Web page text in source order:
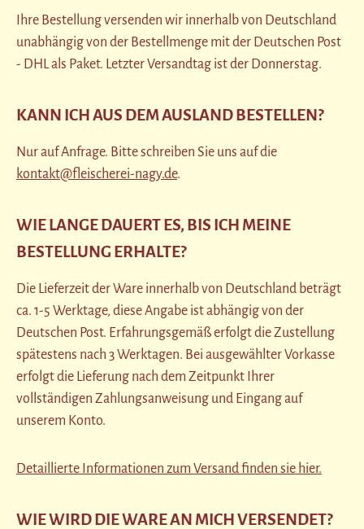
Ihre Bestellung versenden wir innerhalb von Deutschland
unabhängig von der Bestellmenge mit der Deutschen Post
- DHL als Paket. Letzter Versandtag ist der Donnerstag.
KANN ICH AUS DEM AUSLAND BESTELLEN?
Nur auf Anfrage. Bitte schreiben Sie uns auf die
kontakt@fleischerei-nagy.de.
WIE LANGE DAUERT ES, BIS ICH MEINE
BESTELLUNG ERHALTE?
Die Lieferzeit der Ware innerhalb von Deutschland beträgt
ca. 1-5 Werktage, diese Angabe ist abhängig von der
Deutschen Post. Erfahrungsgemäß erfolgt die Zustellung
spätestens nach 3 Werktagen. Bei ausgewählter Vorkasse
erfolgt die Lieferung nach dem Zeitpunkt Ihrer
vollständigen Zahlungsanweisung und Eingang auf
unserem Konto.
Detaillierte Informationen zum Versand finden sie hier.
WIE WIRD DIE WARE AN MICH VERSENDET?